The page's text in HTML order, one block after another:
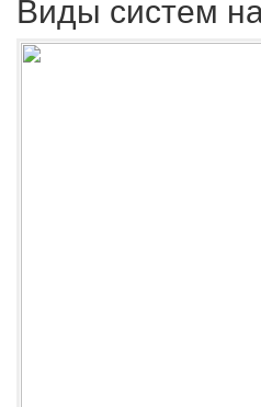
Виды систем